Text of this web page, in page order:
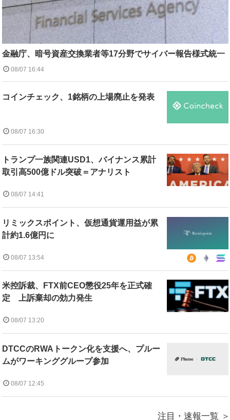
金融庁、暗号資産交換業者等17分野でサイバー報告様式統一
08/07 16:44
コインチェック、1銘柄の上場廃止を発表
08/07 16:30
トランプ一族関連USD1、バイナンス累計
取引高500億ドル突破＝アナリスト
08/07 14:41
リミックスポイント、仮想通貨運用益が累
計約1.6億円に
08/07 13:54
米控訴裁、FTX前CEO懲役25年を正式確
定 上訴棄却の効力発生
08/07 13:20
DTCCのRWAトークン化を支援へ、プルー
ムがワーキンググループ参加
08/07 12:45
注目・速報一覧